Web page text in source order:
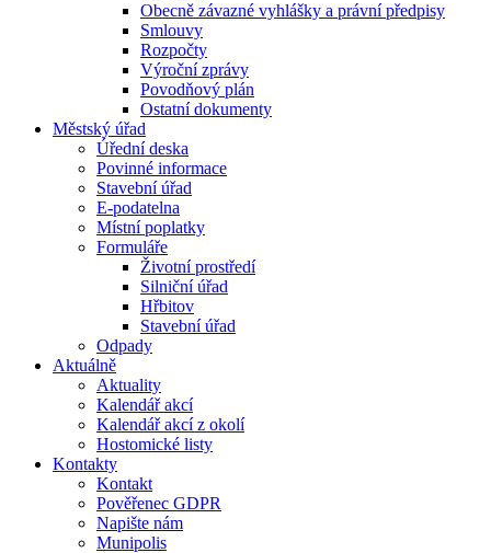
Obecně závazné vyhlášky a právní předpisy
Smlouvy
Rozpočty
Výroční zprávy
Povodňový plán
Ostatní dokumenty
Městský úřad
Úřední deska
Povinné informace
Stavební úřad
E-podatelna
Místní poplatky
Formuláře
Životní prostředí
Silniční úřad
Hřbitov
Stavební úřad
Odpady
Aktuálně
Aktuality
Kalendář akcí
Kalendář akcí z okolí
Hostomické listy
Kontakty
Kontakt
Pověřenec GDPR
Napište nám
Munipolis